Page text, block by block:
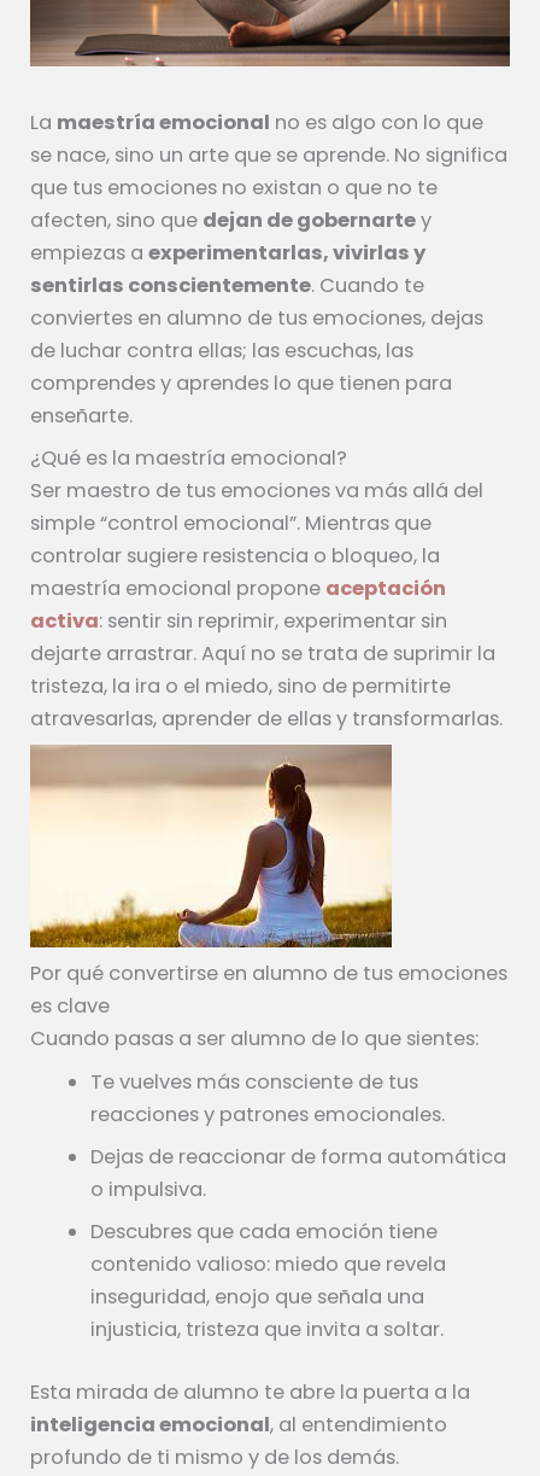
La maestría emocional no es algo con lo que
se nace, sino un arte que se aprende. No significa
que tus emociones no existan o que no te
afecten, sino que dejan de gobernartey
empiezas aexperimentarlas, vivirlas y
sentirlas conscientemente. Cuando te
conviertes en alumno de tus emociones, dejas
de luchar contra ellas; las escuchas, las
comprendes y aprendes lo que tienen para
enseñarte.
¿Qué es la maestría emocional?
Ser maestro de tus emociones va más allá del
simple “control emocional”. Mientras que
controlar sugiere resistencia o bloqueo, la
maestría emocional propone aceptación
activa: sentir sin reprimir, experimentar sin
dejarte arrastrar. Aquí no se trata de suprimir la
tristeza, la ira o el miedo, sino de permitirte
atravesarlas, aprender de ellas y transformarlas.
Por qué convertirse en alumno de tus emociones
es clave
Cuando pasas a ser alumno de lo que sientes:
Te vuelves más consciente de tus
reacciones y patrones emocionales.
Dejas de reaccionar de forma automática
o impulsiva.
Descubres que cada emoción tiene
contenido valioso: miedo que revela
inseguridad, enojo que señala una
injusticia, tristeza que invita a soltar.
Esta mirada de alumno te abre la puerta a la
inteligencia emocional, al entendimiento
profundo de ti mismo y de los demás.